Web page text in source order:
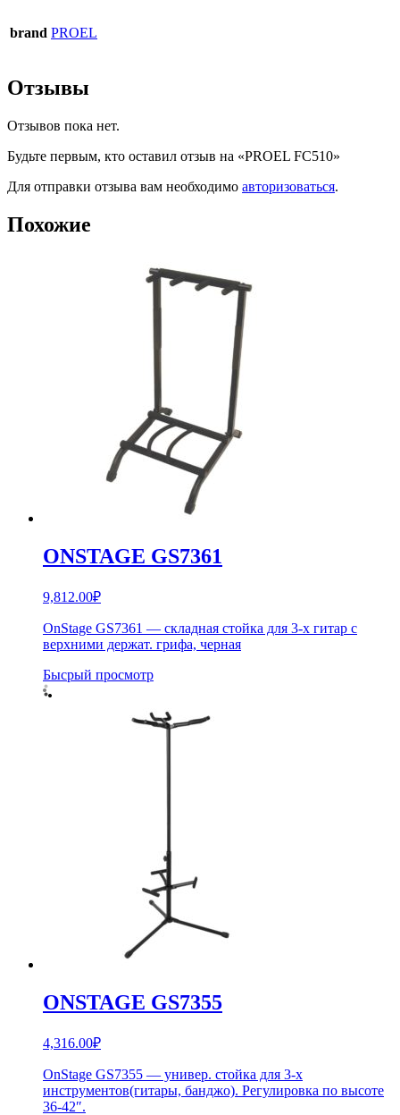
brand PROEL
Отзывы
Отзывов пока нет.
Будьте первым, кто оставил отзыв на «PROEL FC510»
Для отправки отзыва вам необходимо авторизоваться.
Похожие
ONSTAGE GS7361
9,812.00₽
OnStage GS7361 — складная стойка для 3-х гитар с
верхними держат. грифа, черная
Бысрый просмотр
ONSTAGE GS7355
4,316.00₽
OnStage GS7355 — универ. стойка для 3-х
инструментов(гитары, банджо). Регулировка по высоте
36-42″.